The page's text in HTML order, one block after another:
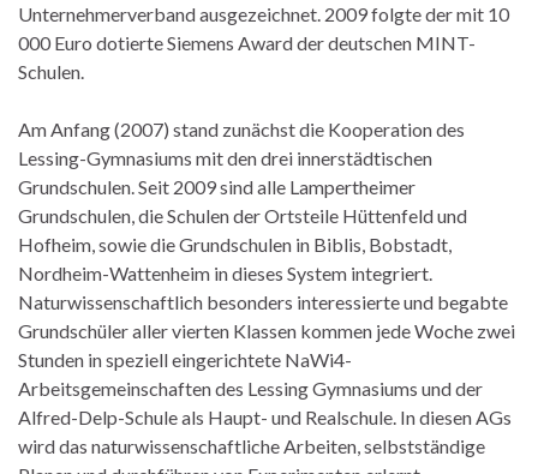
Unternehmerverband ausgezeichnet. 2009 folgte der mit 10
000 Euro dotierte Siemens Award der deutschen MINT-
Schulen.
Am Anfang (2007) stand zunächst die Kooperation des
Lessing-Gymnasiums mit den drei innerstädtischen
Grundschulen. Seit 2009 sind alle Lampertheimer
Grundschulen, die Schulen der Ortsteile Hüttenfeld und
Hofheim, sowie die Grundschulen in Biblis, Bobstadt,
Nordheim-Wattenheim in dieses System integriert.
Naturwissenschaftlich besonders interessierte und begabte
Grundschüler aller vierten Klassen kommen jede Woche zwei
Stunden in speziell eingerichtete NaWi4-
Arbeitsgemeinschaften des Lessing Gymnasiums und der
Alfred-Delp-Schule als Haupt- und Realschule. In diesen AGs
wird das naturwissenschaftliche Arbeiten, selbstständige